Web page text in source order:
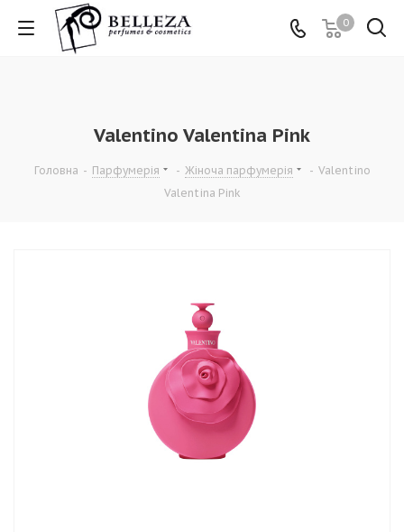
0
Valentino Valentina Pink
Головна - Парфумерія - Жіноча парфумерія - Valentino
Valentina Pink